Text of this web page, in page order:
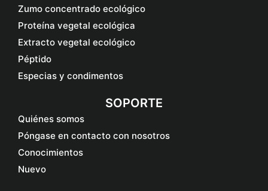
Zumo concentrado ecológico
Proteína vegetal ecológica
Extracto vegetal ecológico
Péptido
Especias y condimentos
SOPORTE
Quiénes somos
Póngase en contacto con nosotros
Conocimientos
Nuevo